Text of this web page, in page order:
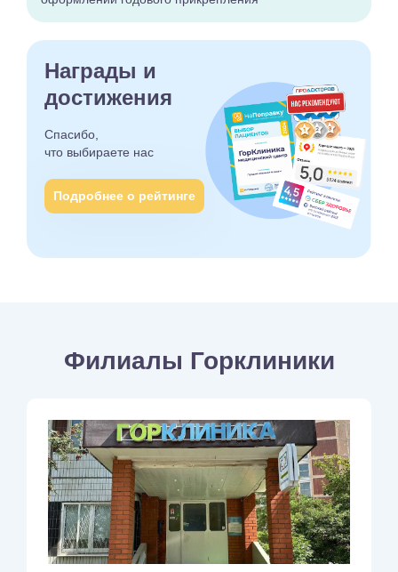
Награды и
достижения
Спасибо,
что выбираете нас
Подробнее о рейтинге
Филиалы Горклиники